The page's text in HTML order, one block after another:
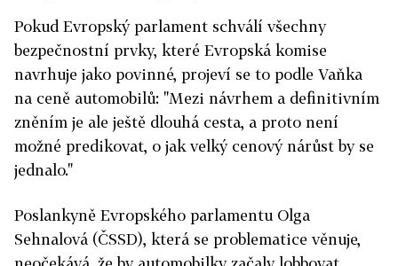
Pokud Evropský parlament schválí všechny
bezpečnostní prvky, které Evropská komise
navrhuje jako povinné, projeví se to podle Vaňka
na ceně automobilů: "Mezi návrhem a definitivním
zněním je ale ještě dlouhá cesta, a proto není
možné predikovat, o jak velký cenový nárůst by se
jednalo."
Poslankyně Evropského parlamentu Olga
Sehnalová (ČSSD), která se problematice věnuje,